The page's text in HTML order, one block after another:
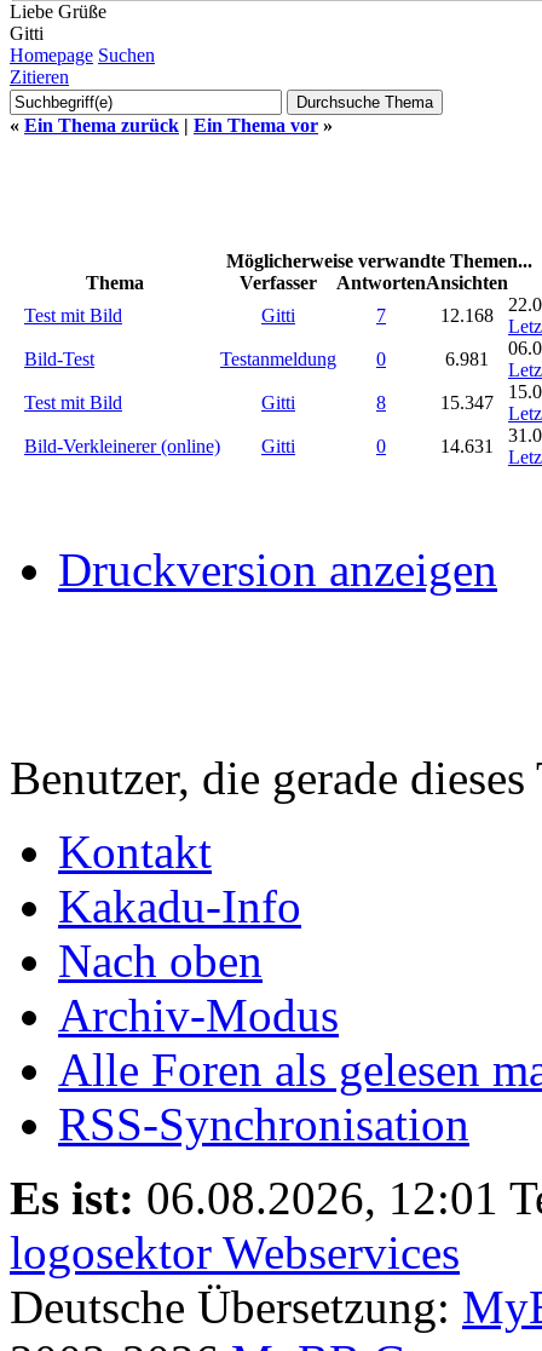
Liebe Grüße
Gitti
Homepage Suchen
Zitieren
« Ein Thema zurück | Ein Thema vor »
Möglicherweise verwandte Themen...
Thema
Verfasser AntwortenAnsichten
Test mit Bild
Gitti 7 12.168
Bild-Test
Testanmeldung 0 6.981
Test mit Bild
Gitti 8 15.347
Bild-Verkleinerer (online)
Gitti 0 14.631
Druckversion anzeigen
Benutzer, die gerade
Kontakt
Kakadu-Info
Nach oben
Archiv-Modus
Alle Foren als gelesen
RSS-Synchronisation
Es ist: 06.08.2026, 12:01
logosektor Webservices
Deutsche Übersetzung: